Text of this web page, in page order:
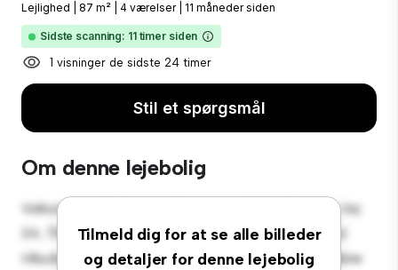
Lejlighed 87 m² 4 værelser 11 måneder siden
Sidste scanning: 11 timer siden
1 visninger de sidste 24 timer
Stil et spørgsmål
Om denne lejebolig
Tilmeld dig for at se alle billeder
og detaljer for denne lejebolig
Velkommen til dit nye byferiested på Friis Hansens Vej
34, 7100 Vejle! Denne moderne 4-værelses lejlighed
tilbyder et stilfuldt og hyggeligt opholdsrum. Det åbne